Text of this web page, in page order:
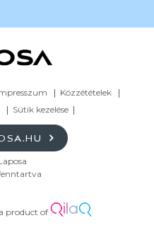
Közzétételek
Sütik kezelése
a product of